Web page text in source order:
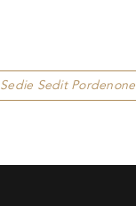
Sedie Sedit Pordenone